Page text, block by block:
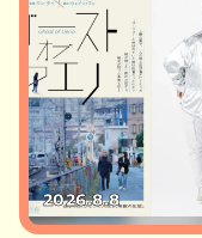
2026.8.8